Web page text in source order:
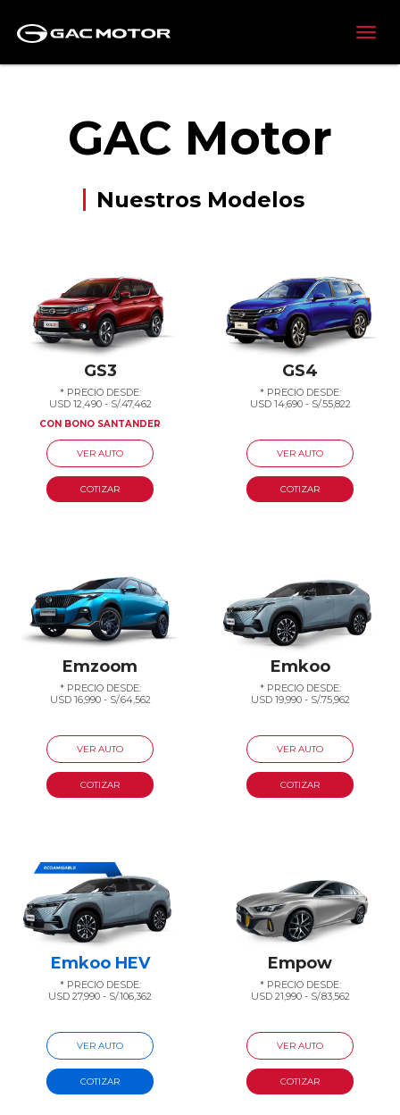
GAC Motor
Nuestros Modelos
GS3
* PRECIO DESDE:
USD 12,490 - S/.47,462
CON BONO SANTANDER
VER AUTO
COTIZAR
GS4
* PRECIO DESDE:
USD 14,690 - S/.55,822
VER AUTO
COTIZAR
Emzoom
* PRECIO DESDE:
USD 16,990 - S/.64,562
VER AUTO
COTIZAR
Emkoo
* PRECIO DESDE:
USD 19,990 - S/.75,962
VER AUTO
COTIZAR
Emkoo HEV
* PRECIO DESDE:
USD 27,990 - S/.106,362
VER AUTO
COTIZAR
Empow
* PRECIO DESDE:
USD 21,990 - S/.83,562
VER AUTO
COTIZAR